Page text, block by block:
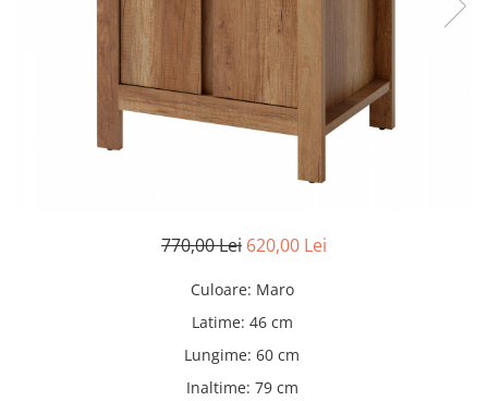
Sezlong living
770,00 Lei 620,00 Lei
Culoare: Maro
Latime: 46 cm
Lungime: 60 cm
Inaltime: 79 cm